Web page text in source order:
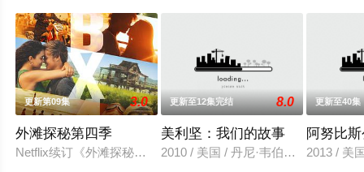
等演员精彩演绎的美国电视剧，手机免费观看高清无删减
完整版电视剧全集就上星辰影视，更多相关信息可移步至
豆瓣电视剧、电视猫或剧情网等平台了解。
更新第09集 3.0
外滩探秘第四季
Netflix续订《外滩探秘》第四季。
更新至12集完结 8.0
美利坚：我们的故事
2010 / 美国 / 丹尼·韦伯列维·施瑞博
更新至40集
阿努比
2013 / 美